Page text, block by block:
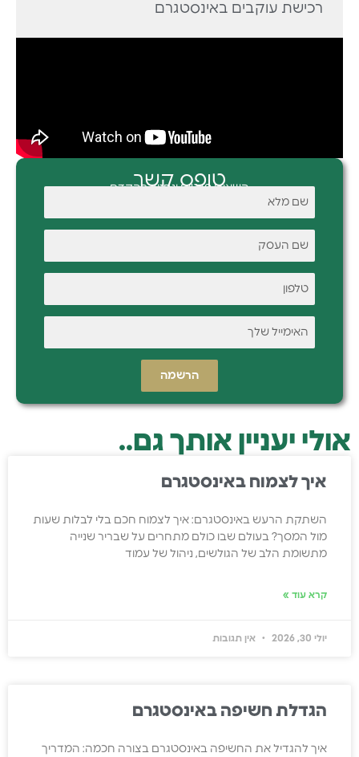
רכישת עוקבים באינסטגרם
טופס קשר
השאירו פרטים ונחזור בהקדם
הרשמה
אולי יעניין אותך גם..
איך לצמוח באינסטגרם
השתקת הרעש באינסטגרם: איך לצמוח חכם בלי לבלות שעות
מול המסך? בעולם שבו כולם מתחרים על שבריר שנייה
מתשומת הלב של הגולשים, ניהול של עמוד
קרא עוד »
יולי 30, 2026 אין תגובות
הגדלת חשיפה באינסטגרם
איך להגדיל את החשיפה באינסטגרם בצורה חכמה: המדריך